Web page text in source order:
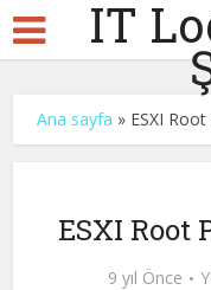
IT
Ana sayfa » ESXI
ESXI Root
9 yıl Önce